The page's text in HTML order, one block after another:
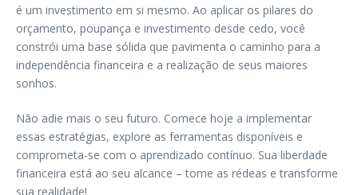
é um investimento em si mesmo. Ao aplicar os pilares do
orçamento, poupança e investimento desde cedo, você
constrói uma base sólida que pavimenta o caminho para a
independência financeira e a realização de seus maiores
sonhos.
Não adie mais o seu futuro. Comece hoje a implementar
essas estratégias, explore as ferramentas disponíveis e
comprometa-se com o aprendizado contínuo. Sua liberdade
financeira está ao seu alcance – tome as rédeas e transforme
sua realidade!